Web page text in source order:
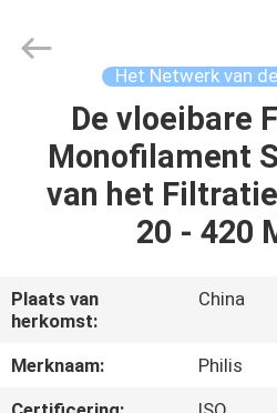
PRODUCTEN
ONS
FABRIEKSREIS
Technology
Het Netwerk van
De vloeibare
Monofilament
van het
20 - 420
Plaats van
herkomst:
China
Merknaam:
Philis